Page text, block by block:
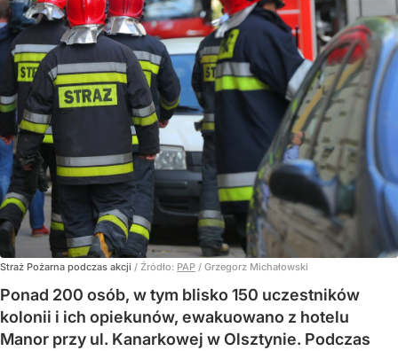
Straż Pożarna podczas akcji / Źródło: PAP / Grzegorz Michałowski
Ponad 200 osób, w tym blisko 150 uczestników
kolonii i ich opiekunów, ewakuowano z hotelu
Manor przy ul. Kanarkowej w Olsztynie. Podczas